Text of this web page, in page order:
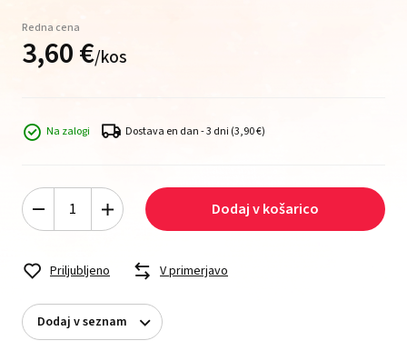
Redna cena
3,60€/kos
Na zalogi Dostava en dan - 3 dni (3,90 €)
Dodaj v košarico
Priljubljeno V primerjavo
Dodaj v seznam